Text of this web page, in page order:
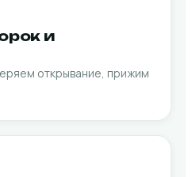
и
открывание, прижим